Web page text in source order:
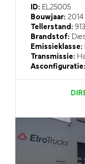
ID: EL25005
Bouwjaar: 2014
Tellerstand:
Brandstof:
Emissieklasse:
Transmissie:
Asconfiguratie: